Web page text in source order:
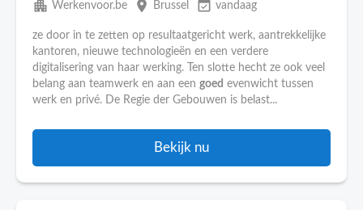
apartment Werkenvoor.be place Brussel event_available vandaag
ze door in te zetten op resultaatgericht werk, aantrekkelijke
kantoren, nieuwe technologieën en een verdere
digitalisering van haar werking. Ten slotte hecht ze ook veel
belang aan teamwerk en aan een goed evenwicht tussen
werk en privé. De Regie der Gebouwen is belast...
Bekijk nu